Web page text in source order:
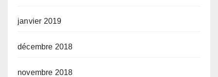
janvier 2019
décembre 2018
novembre 2018